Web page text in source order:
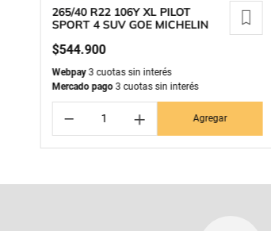
265/40 R22 106Y XL PILOT
SPORT 4 SUV GOE MICHELIN
$544.900
Webpay3 cuotas sin interés
Mercado pago3 cuotas sin interés
＋
－ Agregar